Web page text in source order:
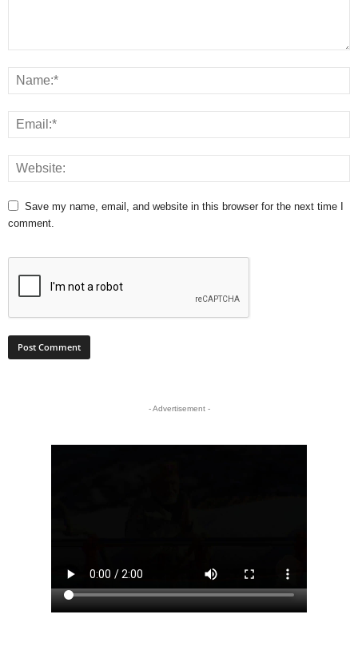
Save my name, email, and website in this browser for the next time I
comment.
- Advertisement -